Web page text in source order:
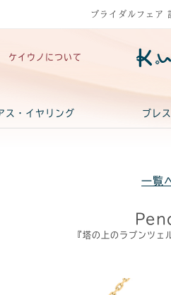
ブライダルフェア
ケイウノについて
ス・イヤリング ブレ
一覧
『塔の上のラプンツ